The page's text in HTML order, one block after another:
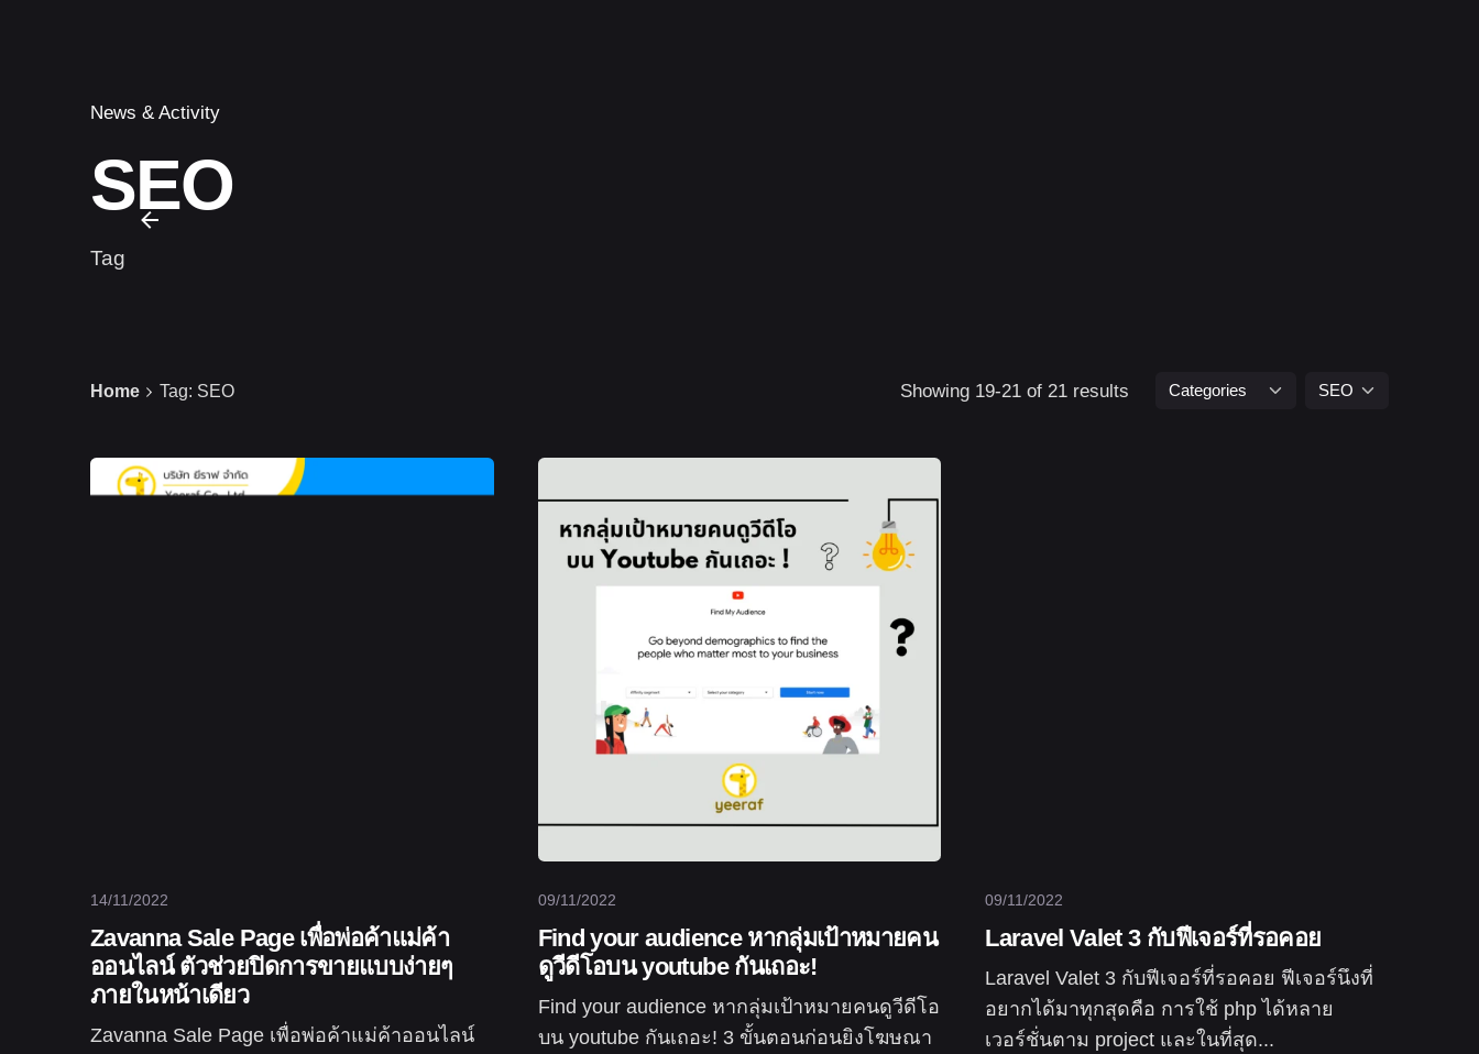
News & Activity
SEO
Tag
Home Tag: SEO Showing 19-21 of 21 results
14/11/2022
Zavanna Sale Page เพื่อพ่อค้าแม่ค้า
ออนไลน์ ตัวช่วยปิดการขายแบบง่ายๆ
ภายในหน้าเดียว
Zavanna Sale Page เพื่อพ่อค้าแม่ค้าออนไลน์
09/11/2022
Find your audience หากลุ่มเป้าหมายคน
ดูวีดีโอบน youtube กันเถอะ!
Find your audience หากลุ่มเป้าหมายคนดูวีดีโอ
บน youtube กันเถอะ! 3 ขั้นตอนก่อนยิงโฆษณา
09/11/2022
Laravel Valet 3 กับฟีเจอร์ที่รอคอย
Laravel Valet 3 กับฟีเจอร์ที่รอคอย ฟีเจอร์นึงที่
อยากได้มาทุกสุดคือ การใช้ php ได้หลาย
เวอร์ชั่นตาม project และในที่สุด...